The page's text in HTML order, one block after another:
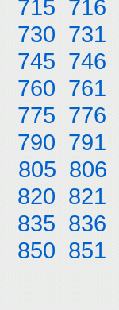
715 716
730 731
745 746
760 761
775 776
790 791
805 806
820 821
835 836
850 851